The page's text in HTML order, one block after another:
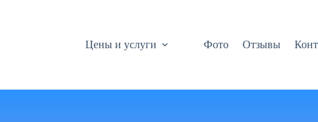
Цены и услуги Фото Отзывы